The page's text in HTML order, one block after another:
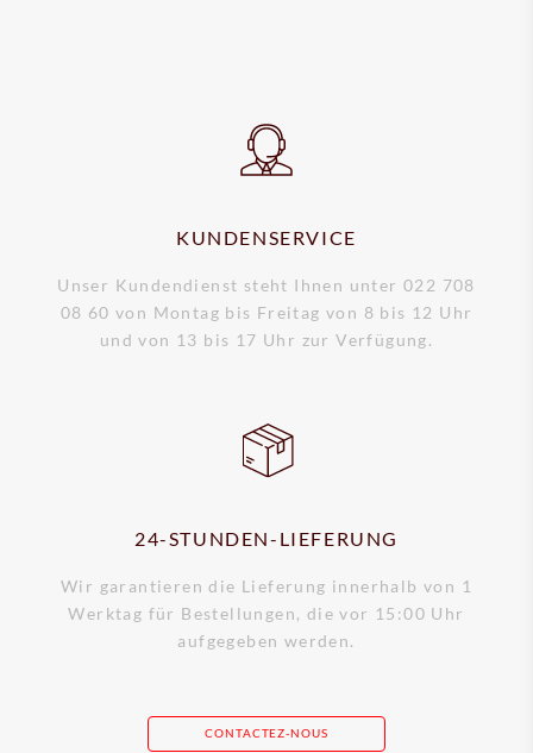
KUNDENSERVICE
Unser Kundendienst steht Ihnen unter 022 708
08 60 von Montag bis Freitag von 8 bis 12 Uhr
und von 13 bis 17 Uhr zur Verfügung.
24-STUNDEN-LIEFERUNG
Wir garantieren die Lieferung innerhalb von 1
Werktag für Bestellungen, die vor 15:00 Uhr
aufgegeben werden.
CONTACTEZ-NOUS